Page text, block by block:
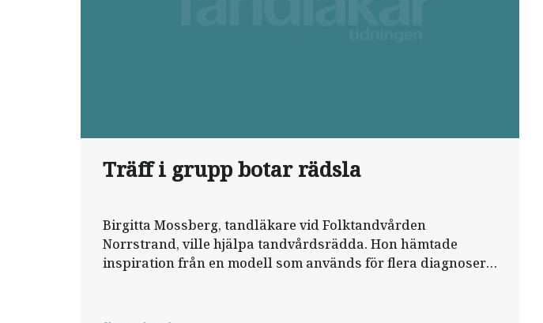
Träff i grupp botar rädsla
Birgitta Mossberg, tandläkare vid Folktandvården
Norrstrand, ville hjälpa tandvårdsrädda. Hon hämtade
inspiration från en modell som används för flera diagnoser